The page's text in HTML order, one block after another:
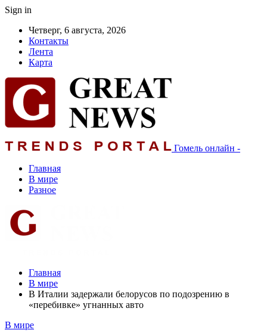
Sign in
Четверг, 6 августа, 2026
Контакты
Лента
Карта
Гомель онлайн -
Главная
В мире
Разное
Главная
В мире
В Италии задержали белорусов по подозрению в
«перебивке» угнанных авто
В мире